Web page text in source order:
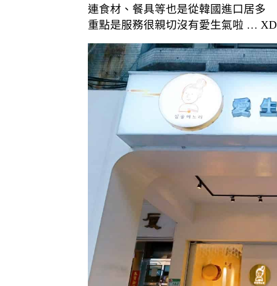
連食材、餐具等也是從韓國進口居多
重點是服務很親切沒有愛生氣啦 … XD